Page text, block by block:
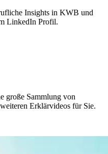
Insights in KWB und
LinkedIn Profil.
große Sammlung von
Erklärvideos für Sie.